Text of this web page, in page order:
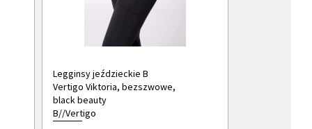
Legginsy jeździeckie B
Vertigo Viktoria, bezszwowe,
black beauty
B//Vertigo